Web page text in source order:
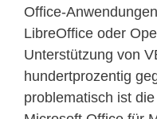
Office-
LibreOffice oder
Unterstützung von
hundertprozentig
problematisch ist